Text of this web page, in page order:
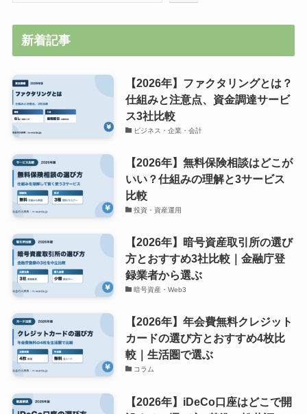
新着記事
【2026年】ファクタリングとは？
仕組みと注意点、資金調達サービ
ス3社比較
ビジネス・企業・会計
【2026年】無料保険相談はどこが
いい？仕組みの理解と3サービス
比較
投資・資産運用
【2026年】暗号資産取引所の選び
方とおすすめ3社比較｜金融庁登
録業者から選ぶ
暗号資産・Web3
【2026年】年会費無料クレジット
カードの選び方とおすすめ4枚比
較｜生活圏で選ぶ
コラム
【2026年】iDeCo口座はどこで開